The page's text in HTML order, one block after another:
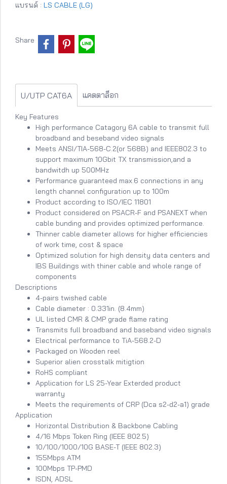
แบรนด์ : LS CABLE (LG)
Share
U/UTP CAT6A แคตตาล็อก
Key Features
High performance Catagory 6A cable to transmit full
broadband and beseband video signals
Meets ANSI/TIA-568-C.2(or 568B) and IEEE802.3 to
support maximum 10Gbit TX transmission,and a
bandwitdh up 500MHz
Performance guaranteed max.6 connections in any
length channel configuration up to 100m
Product according to ISO/IEC 11801
Product considered on PSACR-F and PSANEXT when
cable bunding and provides optimized performance.
Thinner cable diameter allows for higher efficiencies
of work time, cost & space
Optimized solution for high density data centers and
IBS Buildings with thiner cable and whole range of
components
Descriptions
4-pairs twished cable
Cable diameter : 0.331in. (8.4mm)
UL listed CMR & CMP grade flame rating
Transmits full broadband and baseband video signals
Electrical performance to TiA-568.2-D
Packaged on Wooden reel
Superior alien crosstalk mitigtion
RoHS compliant
Application for LS 25-Year Exterded product
warranty
Meets the requirements of CRP (Dca s2-d2-a1) grade
Application
Horizontal Distribution & Backbone Cabling
4/16 Mbps Token Ring (IEEE 802.5)
10/100/1000/10G BASE-T (IEEE 802.3)
155Mbps ATM
100Mbps TP-PMD
ISDN, ADSL